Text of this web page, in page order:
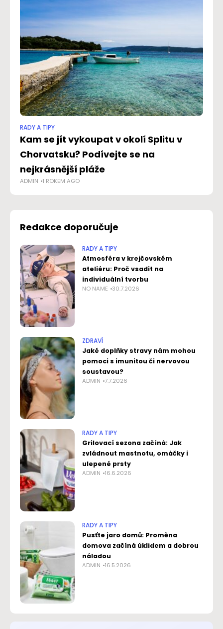
RADY A TIPY
Kam se jít vykoupat v okolí Splitu v
Chorvatsku? Podívejte se na
nejkrásnější pláže
ADMIN 1 ROKEM AGO
Redakce doporučuje
RADY A TIPY
Atmosféra v krejčovském
ateliéru: Proč vsadit na
individuální tvorbu
NO NAME 30.7.2026
ZDRAVÍ
Jaké doplňky stravy nám mohou
pomoci s imunitou či nervovou
soustavou?
ADMIN 7.7.2026
RADY A TIPY
Grilovací sezona začíná: Jak
zvládnout mastnotu, omáčky i
ulepené prsty
ADMIN 16.6.2026
RADY A TIPY
Pusťte jaro domů: Proměna
domova začíná úklidem a dobrou
náladou
ADMIN 16.5.2026